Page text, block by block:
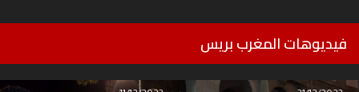
فيديوهات المغرب بريس